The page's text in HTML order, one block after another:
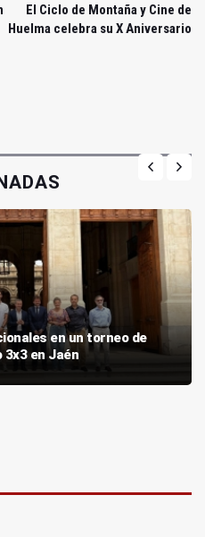
El Ciclo de Montaña y Cine de
Huelma celebra su X Aniversario
en un torneo de
en Jaén